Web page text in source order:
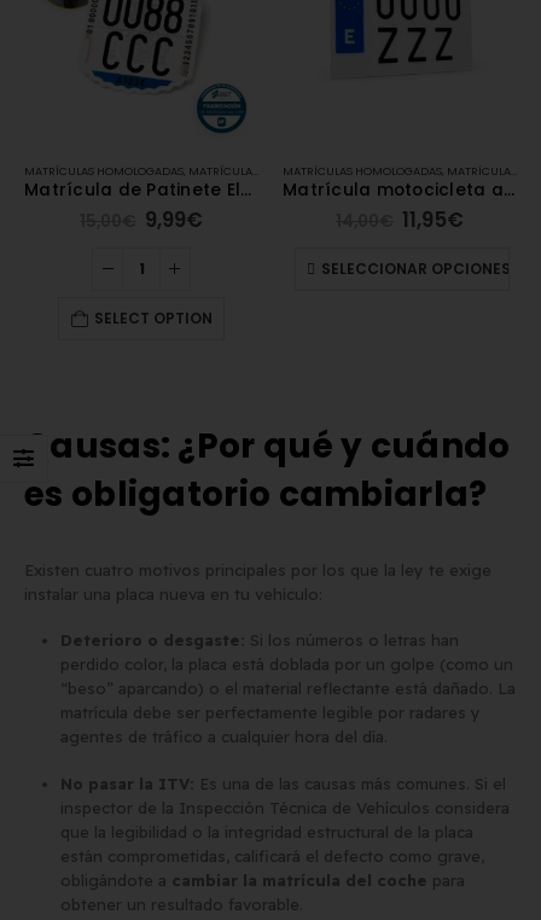
MATRÍCULAS HOMOLOGADAS, MATRÍCULAS ACRÍLICAS ,MATRÍCULAS DE PATINETE ELÉCTRICO
Matrícula de Patinete Eléctrico Homologada
9,99€
SELECT OPTION
MATRÍCULAS HOMOLOGADAS, MATRÍCULAS ACRÍLICAS
Matrícula motocicleta acrílica (22x16cm)
11,95€
SELECCIONAR OPCIONES
Causas: ¿Por qué y cuándo
es obligatorio cambiarla?
Existen cuatro motivos principales por los que la ley te exige
instalar una placa nueva en tu vehículo:
Deterioro o desgaste:
Si los números o letras han
perdido color, la placa está doblada por un golpe (como un
“beso” aparcando) o el material reflectante está dañado. La
matrícula debe ser perfectamente legible por radares y
agentes de tráfico a cualquier hora del día.
No pasar la ITV:
Es una de las causas más comunes. Si el
inspector de la Inspección Técnica de Vehículos considera
que la legibilidad o la integridad estructural de la placa
están comprometidas, calificará el defecto como grave,
obligándote a cambiar la matrícula del coche para
obtener un resultado favorable.